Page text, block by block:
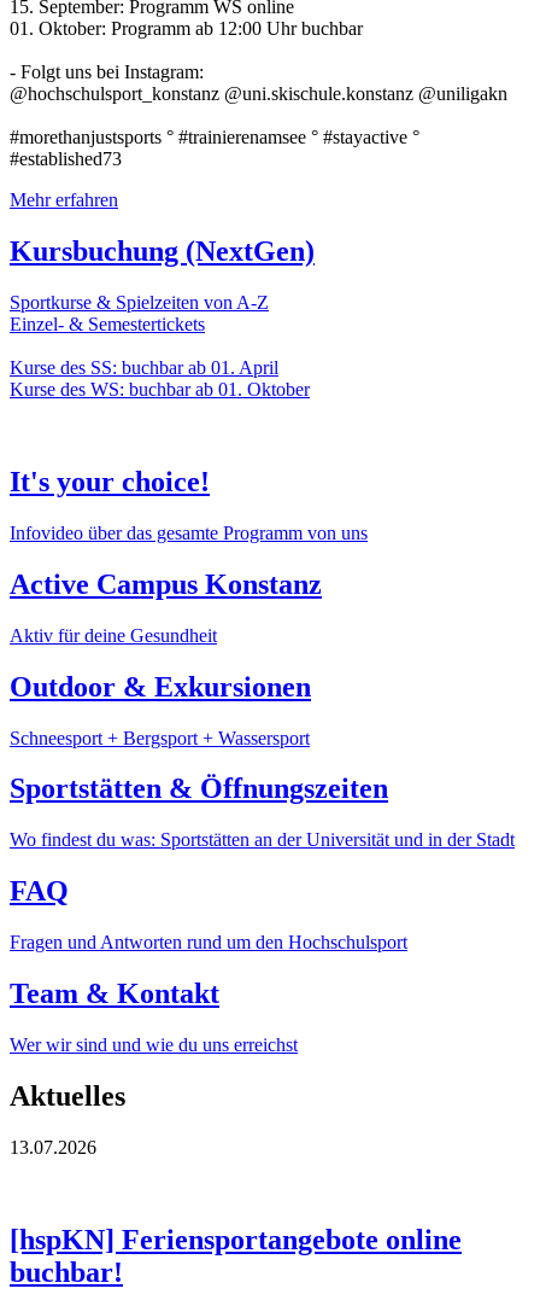
15. September: Programm WS online
01. Oktober: Programm ab 12:00 Uhr buchbar
- Folgt uns bei Instagram:
@hochschulsport_konstanz @uni.skischule.konstanz @uniligakn
#morethanjustsports ° #trainierenamsee ° #stayactive °
#established73
Mehr erfahren
Kursbuchung (NextGen)
Sportkurse & Spielzeiten von A-Z
Einzel- & Semestertickets
Kurse des SS: buchbar ab 01. April
Kurse des WS: buchbar ab 01. Oktober
It's your choice!
Infovideo über das gesamte Programm von uns
Active Campus Konstanz
Aktiv für deine Gesundheit
Outdoor & Exkursionen
Schneesport + Bergsport + Wassersport
Sportstätten & Öffnungszeiten
Wo findest du was: Sportstätten an der Universität und in der Stadt
FAQ
Fragen und Antworten rund um den Hochschulsport
Team & Kontakt
Wer wir sind und wie du uns erreichst
Aktuelles
13.07.2026
[hspKN] Feriensportangebote online
buchbar!